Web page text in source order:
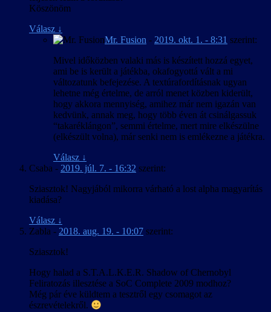
Köszönöm
Válasz ↓
Mr. Fusion - 2019. okt. 1. - 8:31 szerint:
Mivel időközben valaki más is készített hozzá egyet,
ami be is került a játékba, okafogyottá vált a mi
változatunk befejezése. A textúrafordításnak ugyan
lehetne még értelme, de arról menet közben kiderült,
hogy akkora mennyiség, amihez már nem igazán van
kedvünk, annak meg, hogy több éven át csinálgassuk
“takaréklángon”, semmi értelme, mert mire elkészülne
(elkészült volna), már senki nem is emlékezne a játékra.
Válasz ↓
Csaba - 2019. júl. 7. - 16:32 szerint:
Sziasztok! Nagyjából mikorra várható a lost alpha magyarítás
kiadása?
Válasz ↓
Zabla - 2018. aug. 19. - 10:07 szerint:
Sziasztok!
Hogy halad a S.T.A.L.K.E.R. Shadow of Chernobyl
Feliratozás illesztése a SoC Complete 2009 modhoz?
Még pár éve küldtem a tesztről egy csomagot az
észrevételekről.